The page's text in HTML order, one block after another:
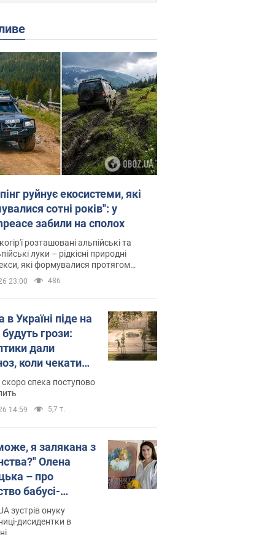
руйнує екосистеми, які
сотні років": у
забили на сполох
розташовані альпійські та
луки – рідкісні природні
які формувалися протягом
23:00 486
в Україні піде на
грози:
дали
коли чекати
погоди
скоро спека поступово
14:59 5,7 т.
я залякана з
Олена
– про
бабусі-
Алли
критику
зустрів онуку
дисидентки в